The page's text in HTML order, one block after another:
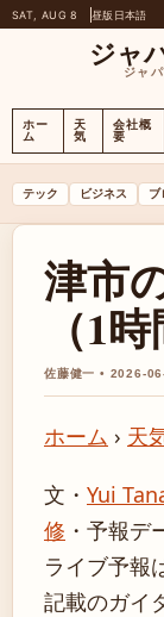
SAT, AUG 8 昼版 日本語
ジャ
ジャ
ホー
ム
天
気
会社概
要
テック ビジネス ブ
津市
（1
佐藤健一 • 2026-
ホーム › 天
文・ Yui
修 ・ 予報デ
ライブ予報
記載のガイ